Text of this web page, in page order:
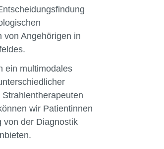
von Angehörigen in
ein multimodales
wir Patientinnen
von der Diagnostik